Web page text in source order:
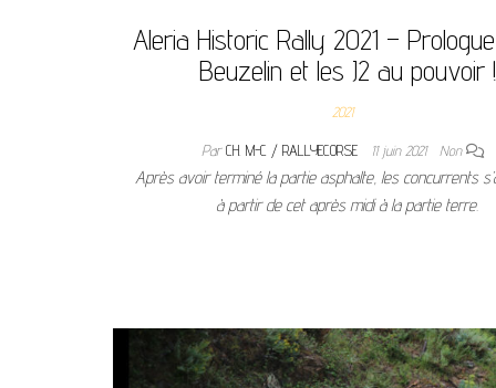
Aleria Historic Rally 2021 –
Beuzelin et les J2 au pouvoir !
2021
ParCH. M-C / RALLYECORSE 11 juin 2021 Non
Après avoir terminé la partie asphalte, les concurrents
à partir de cet après midi à la partie terre.